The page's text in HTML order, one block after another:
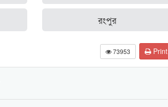
রংপুর
73953 Print